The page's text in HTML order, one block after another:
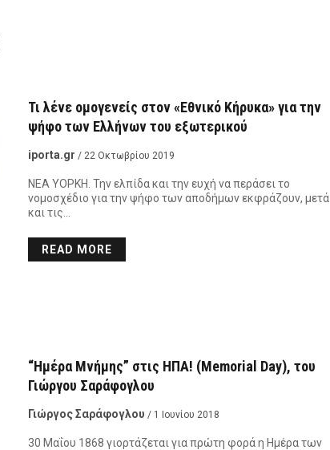
Τι λένε ομογενείς στον «Εθνικό Κήρυκα» για την
ψήφο των Ελλήνων του εξωτερικού
iporta.gr / 22 Οκτωβρίου 2019
ΝΕΑ ΥΟΡΚΗ. Την ελπίδα και την ευχή να περάσει το
νομοσχέδιο για την ψήφο των αποδήμων εκφράζουν, μετά
και τις…
READ MORE
“Ημέρα Μνήμης” στις ΗΠΑ! (Memorial Day), του
Γιώργου Σαράφογλου
Γιώργος Σαράφογλου / 1 Ιουνίου 2018
30 Μαΐου 1868 γιορτάζεται για πρώτη φορά η Ημέρα των